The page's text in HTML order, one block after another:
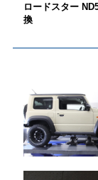
ロードスター
換